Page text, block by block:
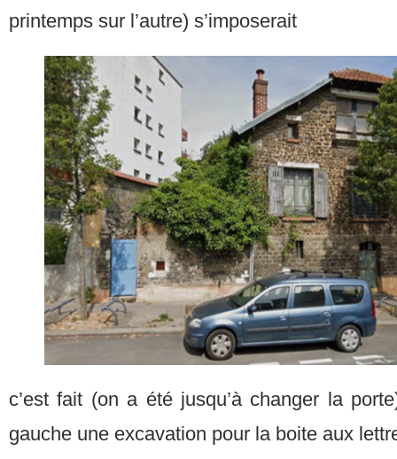
printemps sur l’autre) s’imposerait
c’est fait (on a été jusqu’à changer la
gauche une excavation pour la boite aux